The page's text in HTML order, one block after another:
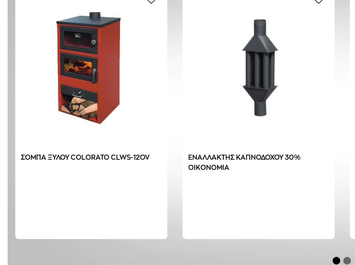
ΣΟΜΠΑ ΞΥΛΟΥ COLORATO CLWS-12OV
ΕΝΑΛΛΑΚΤΗΣ ΚΑΠΝΟΔΟΧΟΥ 30%
ΟΙΚΟΝΟΜΙΑ